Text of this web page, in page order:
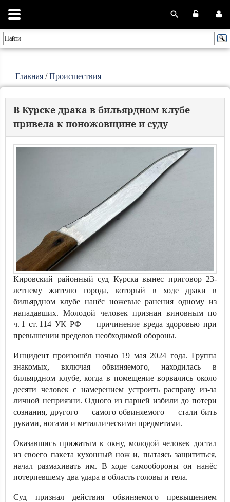
Главная /Происшествия
В Курске драка в бильярдном клубе
привела к поножовщине и суду
Кировский районный суд Курска вынес приговор 23-
летнему жителю города, который в ходе драки в
бильярдном клубе нанёс ножевые ранения одному из
нападавших. Молодой человек признан виновным по
ч. 1 ст. 114 УК РФ — причинение вреда здоровью при
превышении пределов необходимой обороны.
Инцидент произошёл ночью 19 мая 2024 года. Группа
знакомых, включая обвиняемого, находилась в
бильярдном клубе, когда в помещение ворвались около
десяти человек с намерением устроить расправу из-за
личной неприязни. Одного из парней избили до потери
сознания, другого — самого обвиняемого — стали бить
руками, ногами и металлическими предметами.
Оказавшись прижатым к окну, молодой человек достал
из своего пакета кухонный нож и, пытаясь защититься,
начал размахивать им. В ходе самообороны он нанёс
потерпевшему два удара в область головы и тела.
Суд признал действия обвиняемого превышением